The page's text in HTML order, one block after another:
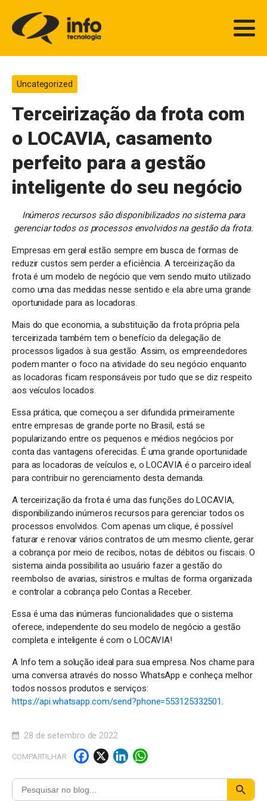
Uncategorized
Terceirização da frota com
o LOCAVIA, casamento
perfeito para a gestão
inteligente do seu negócio
Inúmeros recursos são disponibilizados no sistema para
gerenciar todos os processos envolvidos na gestão da frota.
Empresas em geral estão sempre em busca de formas de
reduzir custos sem perder a eficiência. A terceirização da
frota é um modelo de negócio que vem sendo muito utilizado
como uma das medidas nesse sentido e ela abre uma grande
oportunidade para as locadoras.
Mais do que economia, a substituição da frota própria pela
terceirizada também tem o benefício da delegação de
processos ligados à sua gestão. Assim, os empreendedores
podem manter o foco na atividade do seu negócio enquanto
as locadoras ficam responsáveis por tudo que se diz respeito
aos veículos locados.
Essa prática, que começou a ser difundida primeiramente
entre empresas de grande porte no Brasil, está se
popularizando entre os pequenos e médios negócios por
conta das vantagens oferecidas. É uma grande oportunidade
para as locadoras de veículos e, o LOCAVIA é o parceiro ideal
para contribuir no gerenciamento desta demanda.
A terceirização da frota é uma das funções do LOCAVIA,
disponibilizando inúmeros recursos para gerenciar todos os
processos envolvidos. Com apenas um clique, é possível
faturar e renovar vários contratos de um mesmo cliente, gerar
a cobrança por meio de recibos, notas de débitos ou fiscais. O
sistema ainda possibilita ao usuário fazer a gestão do
reembolso de avarias, sinistros e multas de forma organizada
e controlar a cobrança pelo Contas a Receber.
Essa é uma das inúmeras funcionalidades que o sistema
oferece, independente do seu modelo de negócio a gestão
completa e inteligente é com o LOCAVIA!
A Info tem a solução ideal para sua empresa. Nos chame para
uma conversa através do nosso WhatsApp e conheça melhor
todos nossos produtos e serviços:
https://api.whatsapp.com/send?phone=553125332501.
28 de setembro de 2022
COMPARTILHAR
F
a
c
X Li
n
k
W
h
a